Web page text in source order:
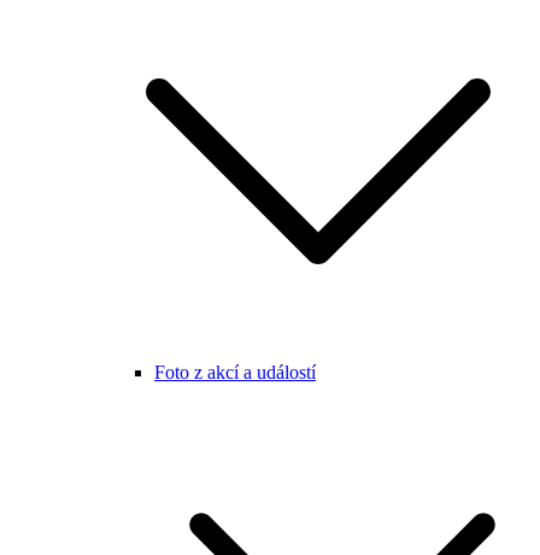
Foto z akcí a událostí